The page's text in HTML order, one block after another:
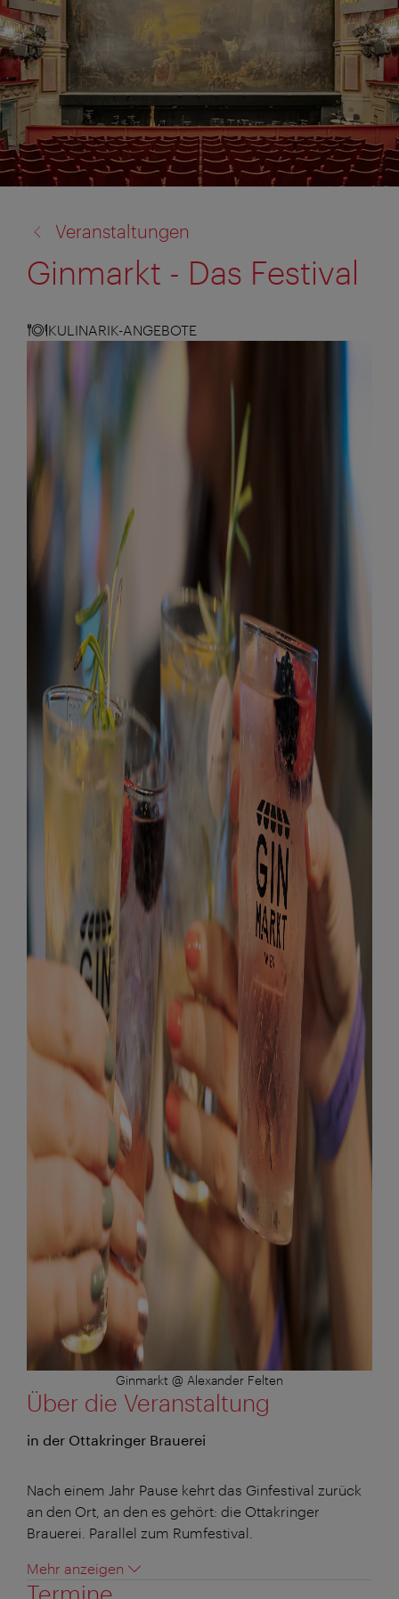
zu:
Veranstaltungen
Ginmarkt - Das Festival
KULINARIK-ANGEBOTE
Ginmarkt @ Alexander Felten
Über die Veranstaltung
in der Ottakringer Brauerei
Nach einem Jahr Pause kehrt das Ginfestival zurück
an den Ort, an den es gehört: die Ottakringer
Brauerei. Parallel zum Rumfestival.
Mehr anzeigen
Termine